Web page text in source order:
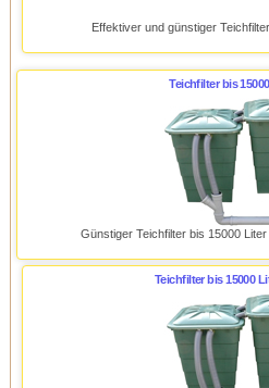
Effektiver und günstiger
Teichfilter bis
Günstiger Teichfilter bis 15000 Liter
Teichfilter bis 15000